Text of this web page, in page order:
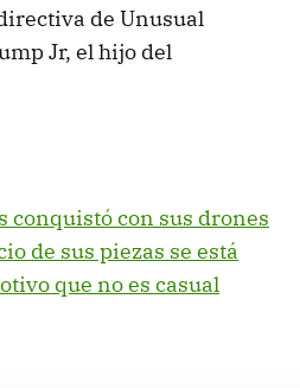
de Unusual
Jr, el hijo del
conquistó con sus drones
de sus piezas se está
que no es casual